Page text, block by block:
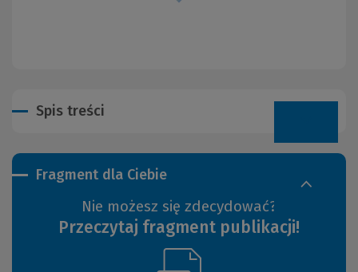
Fragment dla Ciebie
Nie możesz się zdecydować?
Przeczytaj fragment publikacji!
Spis treści